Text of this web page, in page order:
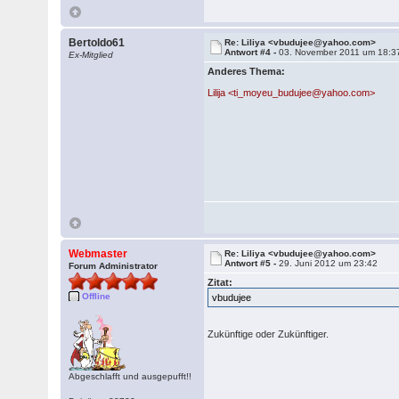
Bertoldo61
Ex-Mitglied
Re: Liliya <vbudujee@yahoo.com>
Antwort #4 -03. November 2011 um
Anderes Thema:
Lilija <ti_moyeu_budujee@yahoo.com>
Webmaster
Forum Administrator
Offline
Abgeschlafft und ausgepufft!!
Re: Liliya <vbudujee@yahoo.com>
Antwort #5 -29. Juni 2012 um 23:42
Zitat:
vbudujee
Zukünftige oder Zukünftiger.